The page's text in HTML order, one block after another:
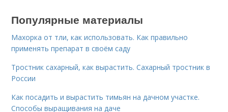
Популярные материалы
Махорка от тли, как использовать. Как правильно
применять препарат в своём саду
Тростник сахарный, как вырастить. Сахарный тростник в
России
Как посадить и вырастить тимьян на дачном участке.
Способы выращивания на даче